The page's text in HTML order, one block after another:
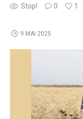
Stop! 0 1
9 MAI 2025